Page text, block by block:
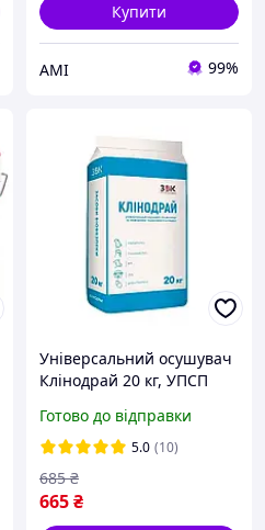
Купити
АМІ 99%
Універсальний осушувач
Клінодрай 20 кг, УПСП
Готово до відправки
5.0 (10)
665₴
685 ₴